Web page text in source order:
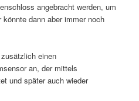
angebracht werden, um
dann aber immer noch
einen
an, der mittels
und später auch wieder